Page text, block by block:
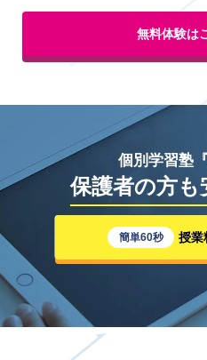
無料体験は
個別学習塾
保護者の方も
簡単60秒 授業